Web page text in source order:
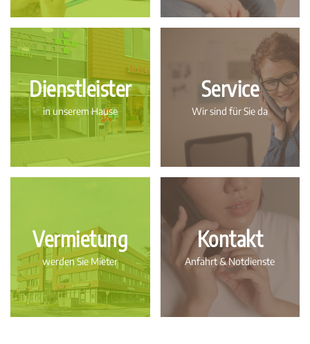
Dienstleister
in unserem Hause
Service
Wir sind für Sie da
Vermietung
werden Sie Mieter
Kontakt
Anfahrt & Notdienste